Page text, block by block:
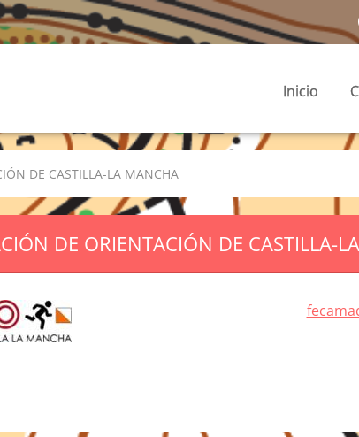
Inicio
DE CASTILLA-LA MANCHA
DE ORIENTACIÓN DE CASTILLA-